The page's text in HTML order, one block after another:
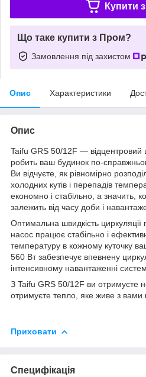
Купити з
Що таке купити з Пром?
Замовлення під захистом
Опис Характеристики
Опис
Taifu GRS 50/12F — відцентровий
робить ваш будинок по-
Ви відчуєте, як рівномірно
холодних кутів і перепадів
економно і стабільно, а значить,
залежить від часу доби і
Оптимальна швидкість
насос працює стабільно і
температуру в кожному куточку
560 Вт забезпечує впевнену
інтенсивному навантаженні
З Taifu GRS 50/12F ви отримуєте
отримуєте тепло, яке живе з вами
Приховати
Специфікація